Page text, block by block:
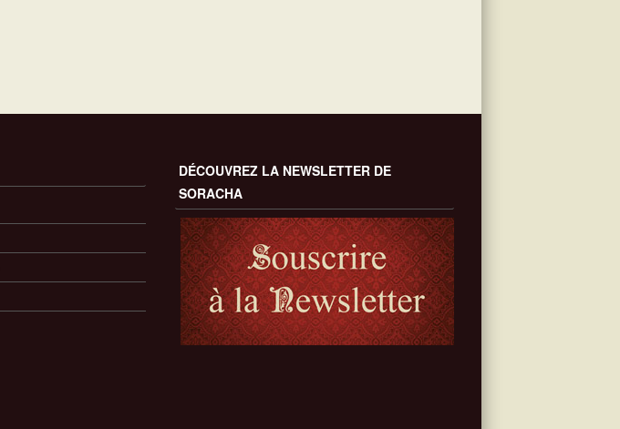
DÉCOUVREZ LA NEWSLETTER DE
SORACHA